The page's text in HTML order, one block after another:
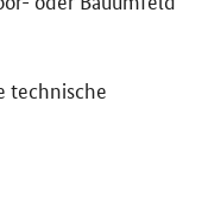
technische